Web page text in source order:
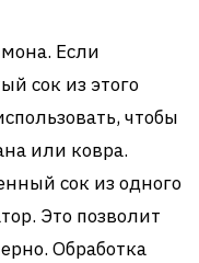
Если
сок из этого
чтобы
или ковра.
сок из одного
Это позволит
Обработка